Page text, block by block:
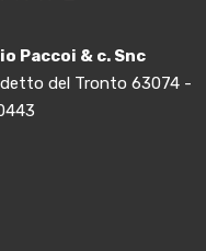
Paccoi & c. Snc
del Tronto 63074 -